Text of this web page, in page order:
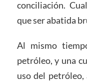
conciliación.
que ser abatida
Al mismo
petróleo, y una
uso del petróleo,